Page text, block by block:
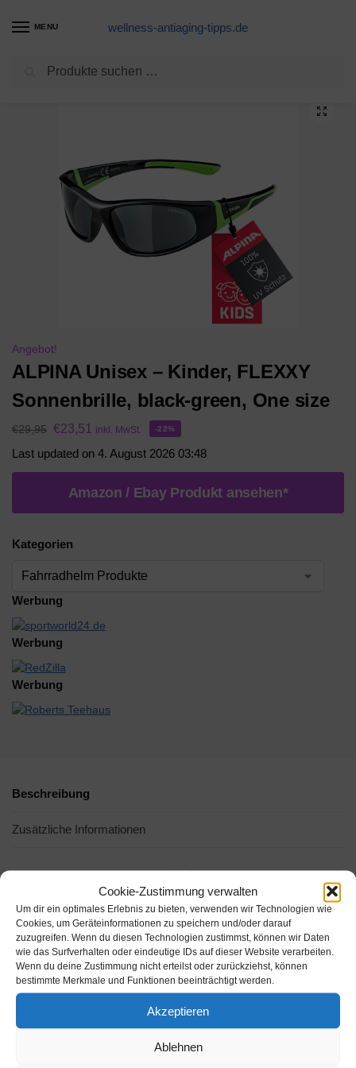
Cookie-Zustimmung verwalten
Um dir ein optimales Erlebnis zu bieten, verwenden wir Technologien wie
Cookies, um Geräteinformationen zu speichern und/oder darauf
zuzugreifen. Wenn du diesen Technologien zustimmst, können wir Daten
wie das Surfverhalten oder eindeutige IDs auf dieser Website verarbeiten.
Wenn du deine Zustimmung nicht erteilst oder zurückziehst, können
bestimmte Merkmale und Funktionen beeinträchtigt werden.
Akzeptieren
Ablehnen
MENU wellness-antiaging-tipps.de
Fahrradhelm Produkte
Angebot!
ALPINA Unisex – Kinder, FLEXXY
Sonnenbrille, black-green, One size
€29,95 €23,51 inkl. MwSt. -22%
Last updated on 4. August 2026 03:48
Amazon / Ebay Produkt ansehen*
Kategorien
Werbung
Werbung
Werbung
Beschreibung
Zusätzliche Informationen
Amazon.de
-21%
Amazon.de